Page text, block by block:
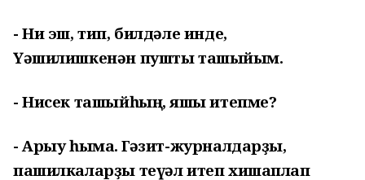
- Ни эш, тип, билдәле инде,
Үәшилишкенән пушты ташыйым.
- Нисек ташыйһың, яҡшы итепме?
- Арыу һымаҡ. Гәзит-журналдарҙы,
пашилкаларҙы теүәл итеп хишаплап